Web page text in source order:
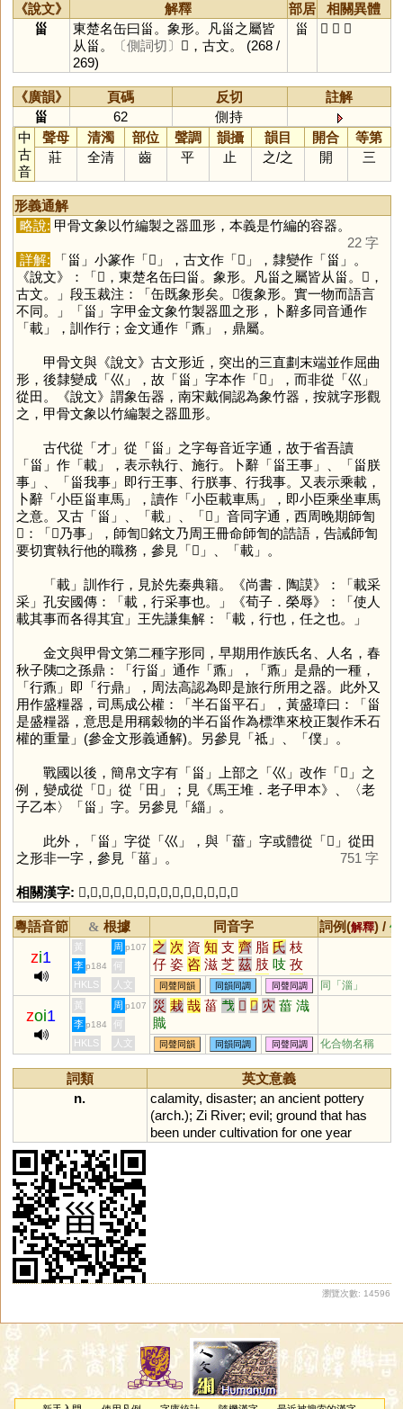
《說文》 解釋 部居
相關異體
甾
東楚名缶曰甾。象形。凡甾之屬皆
从甾。
〔側詞切〕 𠙾，古文。 (268 /
269)
甾 𠙹 𠚋 𠙾
《廣韻》 頁碼 反切
註解
甾
62
側持
中
古
音
聲母 清濁 部位 聲調 韻攝 韻目 開合
等第
莊
全清 齒 平 止 之/之 開 三
形義通解
略說: 甲骨文象以竹編製之器皿形，本義是竹編的容器。
22 字
詳解: 「甾 」小篆作「𠙹 」，古文作「𠙾 」，隸變作「甾 」。
《說文》：「𠙹，東楚名缶曰甾。象形。凡甾之屬皆从甾。𠙾，
古文。」段玉裁注：「缶既象形矣。𠙹復象形。實一物而語言
不同。」「甾 」字甲金文象竹製器皿之形，卜辭多同音通作
「載」，訓作行；金文通作「鼒」，鼎屬。
甲骨文與《說文》古文形近，突出的三直劃末端並作屈曲
形，後隸變成「巛 」，故「甾 」字本作「𠙹 」，而非從「巛 」
從田。《說文》謂象缶器，南宋戴侗認為象竹器，按就字形觀
之，甲骨文象以竹編製之器皿形。
古代從「才」從「甾 」之字每音近字通，故于省吾讀
「甾 」作「載」，表示執行、施行。卜辭「甾王事」、「甾朕
事」、「甾我事」即行王事、行朕事、行我事。又表示乘載，
卜辭「小臣甾車馬」，讀作「小臣載車馬」，即小臣乘坐車馬
之意。又古「甾 」、「載」、「𩛥 」音同字通，西周晚期師訇
𣪕：「𩛥乃事」，師訇𣪕銘文乃周王冊命師訇的誥語，告誡師訇
要切實執行他的職務，參見「𩛥 」、「載」。
「載」訓作行，見於先秦典籍。《尚書．陶謨》：「載采
采」孔安國傳：「載，行采事也。」《荀子．榮辱》：「使人
載其事而各得其宜」王先謙集解：「載，行也，任之也。」
金文與甲骨文第二種字形同，早期用作族氏名、人名，春
秋子䧅□之孫鼎：「行甾」通作「鼒」，「鼒」是鼎的一種，
「行鼒」即「行鼎」，周法高認為即是旅行所用之器。此外又
用作盛糧器，司馬成公權：「半石甾平石」，黃盛璋曰：「甾
是盛糧器，意思是用稱穀物的半石甾作為標準來校正製作禾石
權的重量」(參金文形義通解)。另參見「祗」、「僕」。
戰國以後，簡帛文字有「甾 」上部之「巛 」改作「𠙹 」之
例，變成從「𠙹 」從「田 」；見《馬王堆．老子甲本》、〈老
子乙本〉「甾 」字。另參見「緇」。
此外，「甾 」字從「巛 」，與「葘」字或體從「𡿧 」從田
之形非一字，參見「菑」。 751 字
相關漢字: 𠙹,𠙾,載,鼒,巛,才,𩛥,祗,僕,田,緇,葘,𡿧,菑
粵語音節 & 根據 同音字 詞例(解釋) /
zi1
黃 周 p107 之 次 資 知 支 齊 脂 氏 枝
仔 姿 咨 滋 芝 茲 肢 吱 孜
觜 恣 訾 輜 淄 齎 貲 蜘 祗
梔 鯔 砥 泜 髭 緇 齜 孳 榰
鎡 鼒 菑 錙 呲 嵫 卮 孖 觶
㞢 葘 䊷 𢆶 秖 栥 疧 趑 胝 玆
疻 齍 鮨 鳷 鄑 澬 胑 袛 偨
搘 椥 粢 胾 衼 鶅 鈭 臸 秶
璾 崰 汥 栺
李 p184
何
HKLS
人文 同聲同韻 同韻同調 同聲同調 同「淄 」
zoi1
黃 周 p107 災 栽 哉 菑 𢦏 𡿧 𢦔 灾 葘 渽
賳
李 p184
何
HKLS
人文 同聲同韻 同韻同調 同聲同調 化合物名稱
詞類
英文意義
n.
calamity, disaster; an ancient pottery
(arch.); Zi River; evil; ground that has
been under cultivation for one year
瀏覽次數: 14596